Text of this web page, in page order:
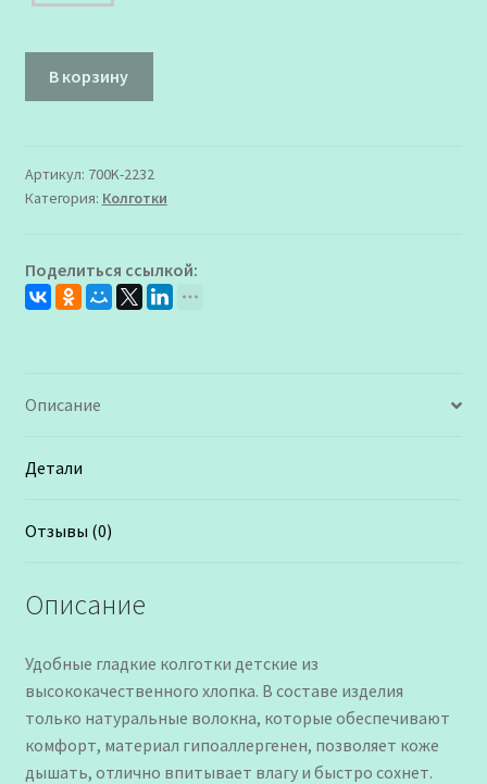
Колготки
Марк
Мальчика
Джинсовый
В корзину
Артикул: 700K-2232
Категория: Колготки
Поделиться ссылкой:
Описание
Детали
Отзывы (0)
Описание
Удобные гладкие колготки детские из
высококачественного хлопка. В составе изделия
только натуральные волокна, которые обеспечивают
комфорт, материал гипоаллергенен, позволяет коже
дышать, отлично впитывает влагу и быстро сохнет.